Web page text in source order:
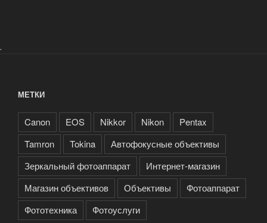
.
МЕТКИ
Canon EOS Nikkor Nikon
Pentax
Tamron
Tokina
Автофокусные объективы
Зеркальный фотоаппарат
Интернет-магазин
Магазин объективов
Объективы
Фотоаппарат
Фототехника
Фотоуслуги